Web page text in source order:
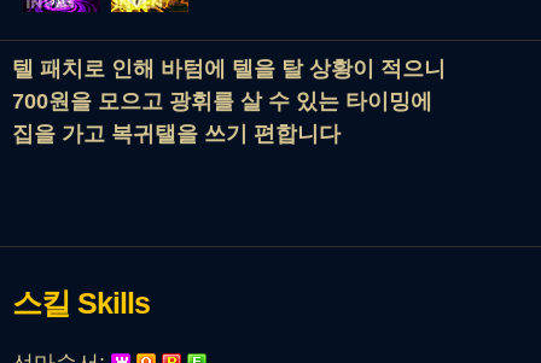
텔 패치로 인해 바텀에 텔을 탈 상황이 적으니
700원을 모으고 광휘를 살 수 있는 타이밍에
집을 가고 복귀탤을 쓰기 편합니다
스킬 Skills